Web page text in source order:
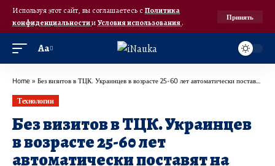
Используя этот сайт, вы соглашаетесь с Политика
конфиденциальностииУсловия использования.
Принять
Аа
Home » Без визитов в ТЦК. Украинцев в возрасте 25-60 лет автоматически поставят на учет
Технологии
Без визитов в ТЦК. Украинцев
в возрасте 25-60 лет
автоматически поставят на